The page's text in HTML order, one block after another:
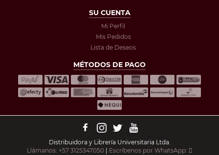
SU CUENTA
Mi Perfil
Mis Pedidos
Lista de Deseos
MÉTODOS DE PAGO
Distribuidora y Librería Universitaria Ltda.
Llámanos: +57 3125347050
Escríbenos por WhatsApp: